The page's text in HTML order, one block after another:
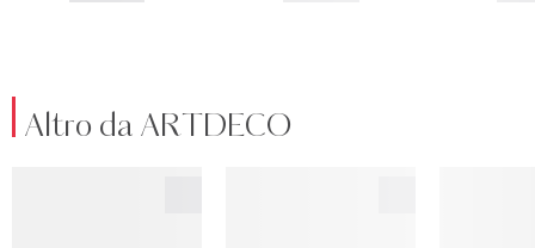
Altro da ARTDECO